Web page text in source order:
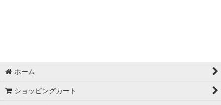
ホーム
ショッピングカート